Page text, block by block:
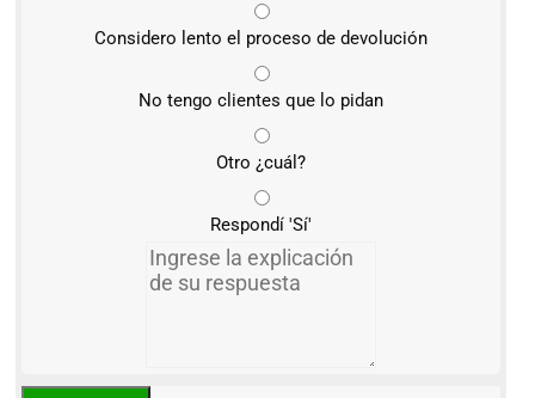
Considero lento el proceso de devolución
No tengo clientes que lo pidan
Otro ¿cuál?
Respondí 'Sí'